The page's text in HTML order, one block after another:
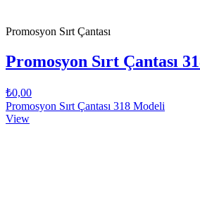
Promosyon Sırt Çantası
Promosyon Sırt Çantası
₺0,00
Promosyon Sırt Çantası 318 Modeli
View